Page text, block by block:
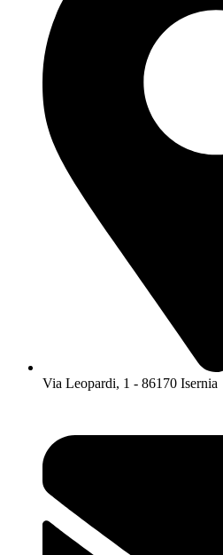
Via Leopardi, 1 - 86170 Isernia